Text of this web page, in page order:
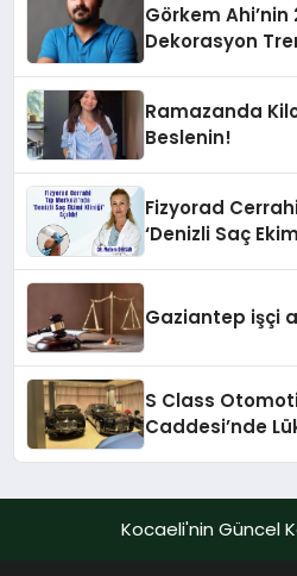
Görkem
Dekorasyon
Ramazanda
Beslenin!
Fizyorad
‘Denizli Saç
Gaziantep işçi
S Class
Caddesi’nde
Kocaeli'nin Güncel